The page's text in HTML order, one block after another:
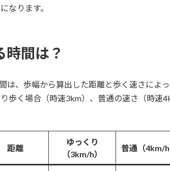
なります。
間は？
は、歩幅から算出した距離と歩く速さによ
歩く場合（時速3km）、普通の速さ（時速
距離
ゆっくり
（3km/h）
普通（4km/h